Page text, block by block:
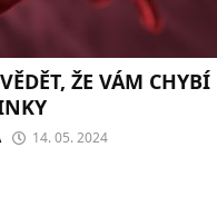
ŽE VÁM CHYBÍ
14. 05. 2024